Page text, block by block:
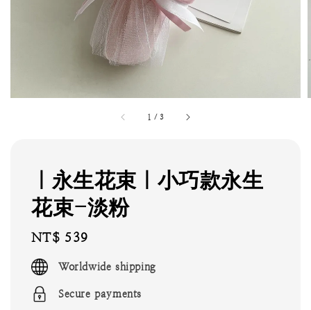
1 /3
｜永生花束｜小巧款永生
花束-淡粉
Regular
price
NT$ 539
Worldwide shipping
Secure payments